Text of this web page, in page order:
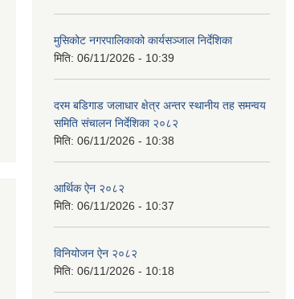
मुसिकोट नगरपालिकाको कार्यसञ्जाल निर्देशिका
मिति: 06/11/2026 - 10:39
दरम बडिगाड जलाधार क्षेत्र अन्तर स्थानीय तह समन्वय
समिति संचालन निर्देशिका २०८२
मिति: 06/11/2026 - 10:38
आर्थिक ऐन २०८२
मिति: 06/11/2026 - 10:37
विनियोजन ऐन २०८२
मिति: 06/11/2026 - 10:18